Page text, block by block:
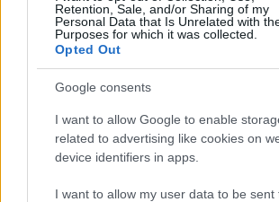
Retention, Sale, and/or Sharing of my
Personal Data that Is Unrelated with
Purposes for which it was collected.
Opted Out
Google consents
I want to allow Google to enable
related to advertising like cookies on
device identifiers in apps.
I want to allow my user data to be sent
Ozono e caldo urbano: difendere pelle
respiratorie